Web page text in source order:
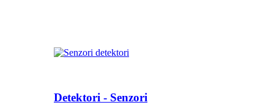
Detektori - Senzori